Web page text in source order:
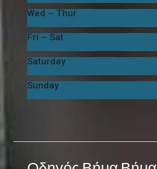
Wed – Thur
Fri – Sat
Saturday
Sunday